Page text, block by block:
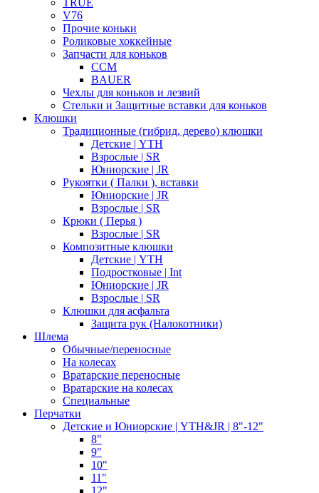
TRUE
V76
Прочие коньки
Роликовые хоккейные
Запчасти для коньков
CCM
BAUER
Чехлы для коньков и лезвий
Стельки и Защитные вставки для коньков
Клюшки
Традиционные (гибрид, дерево) клюшки
Детские | YTH
Взрослые | SR
Юниорские | JR
Рукоятки ( Палки ), вставки
Юниорские | JR
Взрослые | SR
Крюки ( Перья )
Взрослые | SR
Композитные клюшки
Детские | YTH
Подростковые | Int
Юниорские | JR
Взрослые | SR
Клюшки для асфальта
Защита рук (Налокотники)
Шлема
Обычные/переносные
На колесах
Вратарские переносные
Вратарские на колесах
Специальные
Перчатки
Детские и Юниорские | YTH&JR | 8"-12"
8"
9"
10"
11"
12"